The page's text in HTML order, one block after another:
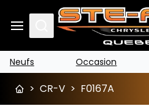
Search
Neufs Occasion
> CR-V > F0167A